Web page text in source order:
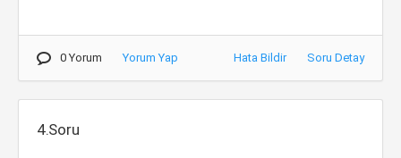
0 Yorum Yorum Yap Hata Bildir Soru Detay
4.Soru